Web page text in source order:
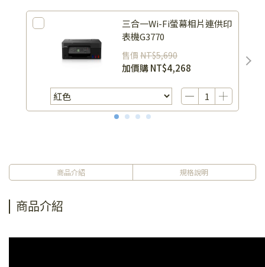
三合一Wi-Fi螢幕相片連供印
表機G3770
售價 NT$5,690
加價購NT$4,268
商品介紹 規格說明
商品介紹